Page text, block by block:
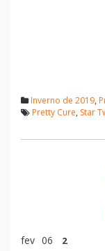
Inverno de 2019,
Pretty Cure, Star
fev 06 2